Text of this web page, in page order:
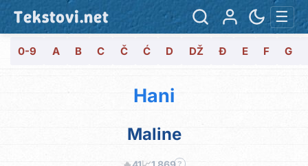
Tekstovi.net ☰
0-9 A B C Č Ć D DŽ Đ E F G
Hani
Maline
?